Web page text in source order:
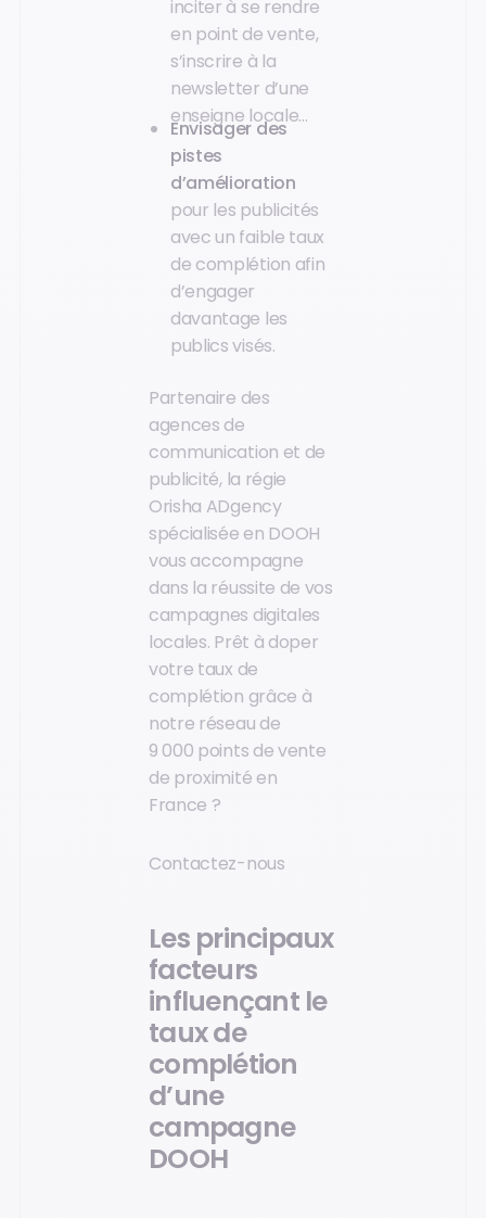
inciter à se rendre
en point de vente,
s’inscrire à la
newsletter d’une
enseigne locale…
Envisager des
pistes
d’amélioration
pour les publicités
avec un faible taux
de complétion afin
d’engager
davantage les
publics visés.
Partenaire des
agences de
communication et de
publicité, la régie
Orisha ADgency
spécialisée en DOOH
vous accompagne
dans la réussite de vos
campagnes digitales
locales. Prêt à doper
votre taux de
complétion grâce à
notre réseau de
9 000 points de vente
de proximité en
France ?
Contactez-nous
Les principaux
facteurs
influençant le
taux de
complétion
d’une
campagne
DOOH